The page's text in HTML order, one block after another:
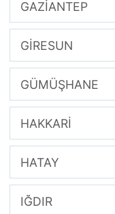
GAZİANTEP
GİRESUN
GÜMÜŞHANE
HAKKARİ
HATAY
IĞDIR